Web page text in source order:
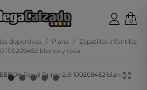
online
de
0
deportivas / Plana / Zapatillas infantiles
100209452 blanco y rosa
- 15%